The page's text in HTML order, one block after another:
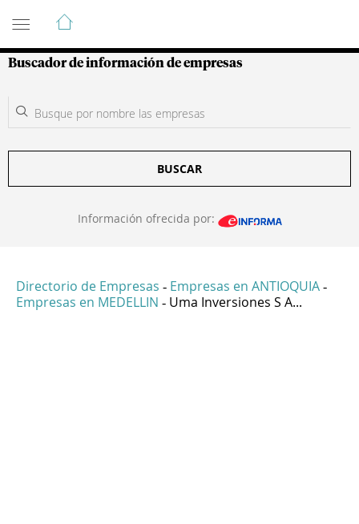
Guía de Empresas Colombianas
Buscador de información de empresas
BUSCAR
Información ofrecida por:
Directorio de Empresas - Empresas en ANTIOQUIA -
Empresas en MEDELLIN - Uma Inversiones S A...